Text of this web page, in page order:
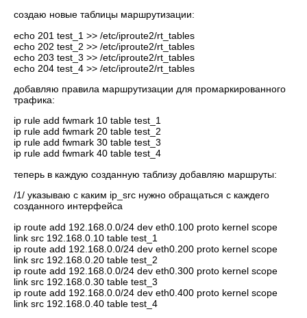
создаю новые таблицы маршрутизации:
echo 201 test_1 >> /etc/iproute2/rt_tables
echo 202 test_2 >> /etc/iproute2/rt_tables
echo 203 test_3 >> /etc/iproute2/rt_tables
echo 204 test_4 >> /etc/iproute2/rt_tables
добавляю правила маршрутизации для промаркированного
трафика:
ip rule add fwmark 10 table test_1
ip rule add fwmark 20 table test_2
ip rule add fwmark 30 table test_3
ip rule add fwmark 40 table test_4
теперь в каждую созданную таблизу добавляю маршруты:
/1/ указываю с каким ip_src нужно обращаться с каждего
созданного интерфейса
ip route add 192.168.0.0/24 dev eth0.100 proto kernel scope
link src 192.168.0.10 table test_1
ip route add 192.168.0.0/24 dev eth0.200 proto kernel scope
link src 192.168.0.20 table test_2
ip route add 192.168.0.0/24 dev eth0.300 proto kernel scope
link src 192.168.0.30 table test_3
ip route add 192.168.0.0/24 dev eth0.400 proto kernel scope
link src 192.168.0.40 table test_4